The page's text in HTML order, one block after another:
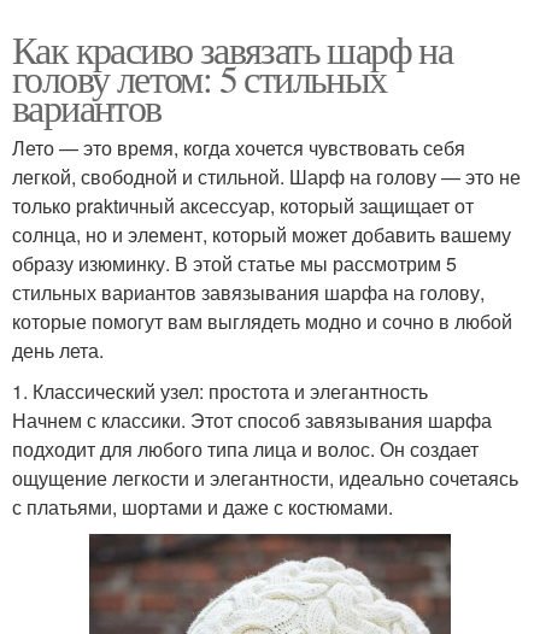
Как красиво завязать шарф на
голову летом: 5 стильных
вариантов
Лето — это время, когда хочется чувствовать себя
легкой, свободной и стильной. Шарф на голову — это не
только praktичный аксессуар, который защищает от
солнца, но и элемент, который может добавить вашему
образу изюминку. В этой статье мы рассмотрим 5
стильных вариантов завязывания шарфа на голову,
которые помогут вам выглядеть модно и сочно в любой
день лета.
1. Классический узел: простота и элегантность
Начнем с классики. Этот способ завязывания шарфа
подходит для любого типа лица и волос. Он создает
ощущение легкости и элегантности, идеально сочетаясь
с платьями, шортами и даже с костюмами.